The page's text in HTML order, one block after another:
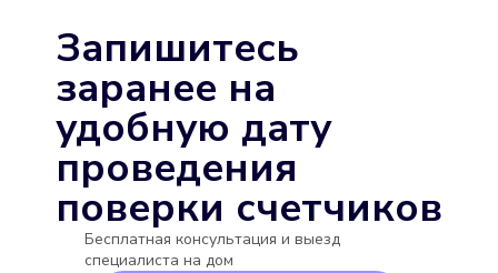
Itelma WFW20.D080
Подробнее
Запишитесь
заранее на
удобную дату
проведения
поверки счетчиков
Бесплатная консультация и выезд
специалиста на дом